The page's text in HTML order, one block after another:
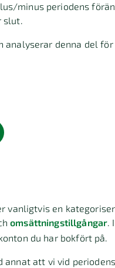
minus periodens
slut.
analyserar denna del för
vanligtvis en
omsättningstillgångar.
du har bokfört på.
annat att vi vid